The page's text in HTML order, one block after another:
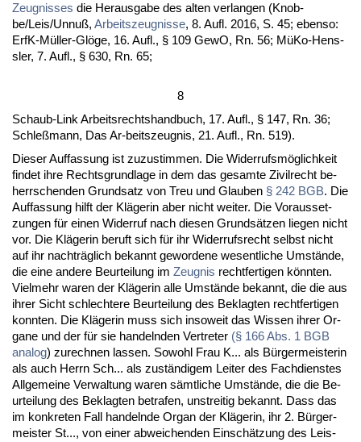
Zeug­nis­ses die Her­aus­ga­be des al­ten ver­lan­gen (Knob­
be/Leis/Un­nuß, Ar­beits­zeug­nis­se, 8. Aufl. 2016, S. 45; eben­so:
ErfK-Müller-Glöge, 16. Aufl., § 109 Ge­wO, Rn. 56; MüKo-Hens­
s­ler, 7. Aufl., § 630, Rn. 65;
8
Schaub-Link Ar­beits­rechts­hand­buch, 17. Aufl., § 147, Rn. 36;
Sch­leßmann, Das Ar-beits­zeug­nis, 21. Aufl., Rn. 519).
Die­ser Auf­fas­sung ist zu­zu­stim­men. Die Wi­der­rufsmöglich­keit
fin­det ih­re Rechts­grund­la­ge in dem das ge­sam­te Zi­vil­recht be­
herr­schen­den Grund­satz von Treu und Glau­ben § 242 BGB. Die
Auf­fas­sung hilft der Kläge­rin aber nicht wei­ter. Die Vor­aus­set­
zun­gen für ei­nen Wi­der­ruf nach die­sen Grundsätzen lie­gen nicht
vor. Die Kläge­rin be­ruft sich für ihr Wi­der­rufs­recht selbst nicht
auf ihr nachträglich be­kannt ge­wor­de­ne we­sent­li­che Umstände,
die ei­ne an­de­re Be­ur­tei­lung im Zeug­nis recht­fer­ti­gen könn­ten.
Viel­mehr wa­ren der Kläge­rin al­le Umstände be­kannt, die die aus
ih­rer Sicht schlech­te­re Be­ur­tei­lung des Be­klag­ten recht­fer­ti­gen
konn­ten. Die Kläge­rin muss sich in­so­weit das Wis­sen ih­rer Or­
ga­ne und der für sie han­deln­den Ver­tre­ter (§ 166 Abs. 1 BGB
ana­log) zu­rech­nen las­sen. So­wohl Frau K... als Bürger­meis­te­rin
als auch Herrn Sch... als zuständi­gem Lei­ter des Fach­diens­tes
All­ge­mei­ne Ver­wal­tung wa­ren sämt­li­che Umstände, die die Be­
ur­tei­lung des Be­klag­ten be­tra­fen, un­strei­tig be­kannt. Dass das
im kon­kre­ten Fall han­deln­de Or­gan der Kläge­rin, ihr 2. Bürger­
meis­ter St..., von ei­ner ab­wei­chen­den Einschätzung des Leis­